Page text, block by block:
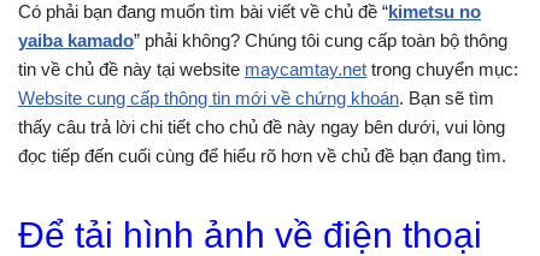
Có phải bạn đang muốn tìm bài viết về chủ đề “kimetsu no
yaiba kamado” phải không? Chúng tôi cung cấp toàn bộ thông
tin về chủ đề này tại website maycamtay.net trong chuyển mục:
Website cung cấp thông tin mới về chứng khoán. Bạn sẽ tìm
thấy câu trả lời chi tiết cho chủ đề này ngay bên dưới, vui lòng
đọc tiếp đến cuối cùng để hiểu rõ hơn về chủ đề bạn đang tìm.
Để tải hình ảnh về điện thoại